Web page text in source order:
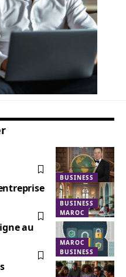
BUSINESS
BUSINESS
MAROC
MAROC
BUSINESS
au